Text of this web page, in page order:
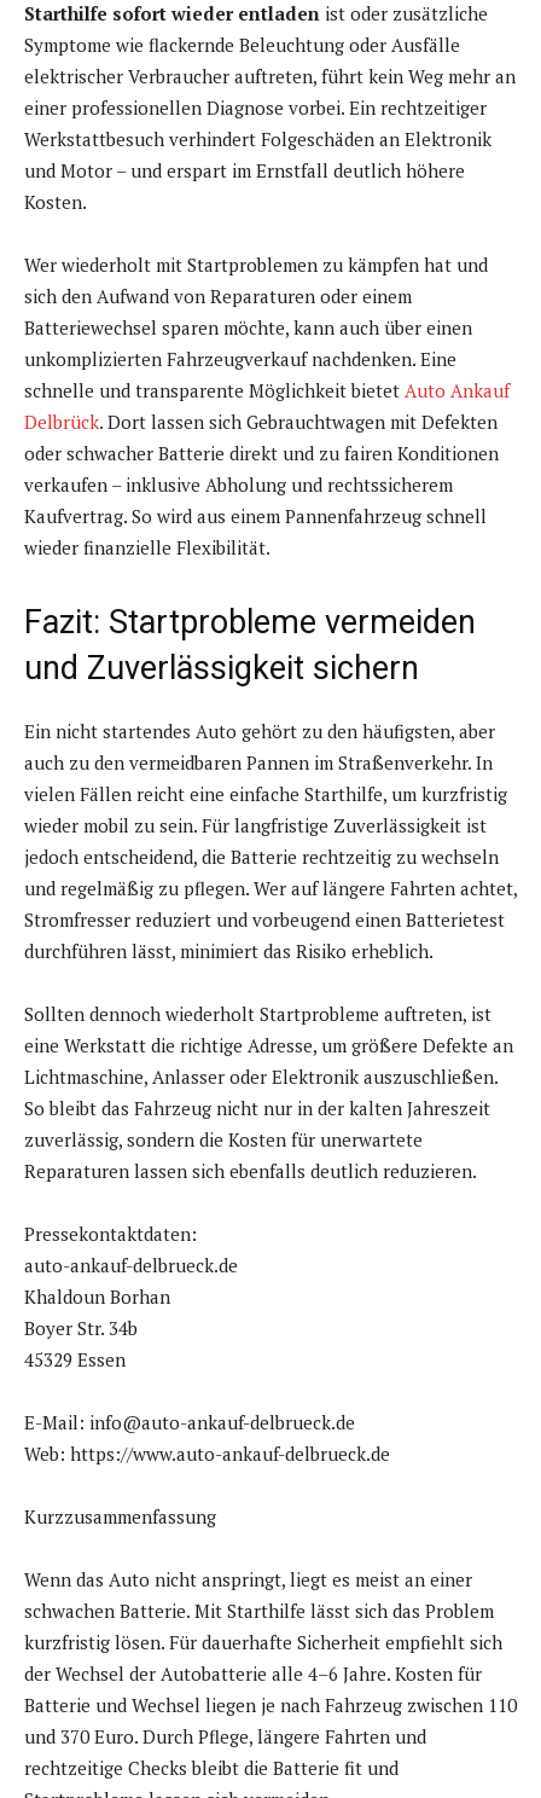
Starthilfe sofort wieder entladen ist oder zusätzliche
Symptome wie flackernde Beleuchtung oder Ausfälle
elektrischer Verbraucher auftreten, führt kein Weg mehr an
einer professionellen Diagnose vorbei. Ein rechtzeitiger
Werkstattbesuch verhindert Folgeschäden an Elektronik
und Motor – und erspart im Ernstfall deutlich höhere
Kosten.
Wer wiederholt mit Startproblemen zu kämpfen hat und
sich den Aufwand von Reparaturen oder einem
Batteriewechsel sparen möchte, kann auch über einen
unkomplizierten Fahrzeugverkauf nachdenken. Eine
schnelle und transparente Möglichkeit bietet Auto Ankauf
Delbrück. Dort lassen sich Gebrauchtwagen mit Defekten
oder schwacher Batterie direkt und zu fairen Konditionen
verkaufen – inklusive Abholung und rechtssicherem
Kaufvertrag. So wird aus einem Pannenfahrzeug schnell
wieder finanzielle Flexibilität.
Fazit: Startprobleme vermeiden
und Zuverlässigkeit sichern
Ein nicht startendes Auto gehört zu den häufigsten, aber
auch zu den vermeidbaren Pannen im Straßenverkehr. In
vielen Fällen reicht eine einfache Starthilfe, um kurzfristig
wieder mobil zu sein. Für langfristige Zuverlässigkeit ist
jedoch entscheidend, die Batterie rechtzeitig zu wechseln
und regelmäßig zu pflegen. Wer auf längere Fahrten achtet,
Stromfresser reduziert und vorbeugend einen Batterietest
durchführen lässt, minimiert das Risiko erheblich.
Sollten dennoch wiederholt Startprobleme auftreten, ist
eine Werkstatt die richtige Adresse, um größere Defekte an
Lichtmaschine, Anlasser oder Elektronik auszuschließen.
So bleibt das Fahrzeug nicht nur in der kalten Jahreszeit
zuverlässig, sondern die Kosten für unerwartete
Reparaturen lassen sich ebenfalls deutlich reduzieren.
Pressekontaktdaten:
auto-ankauf-delbrueck.de
Khaldoun Borhan
Boyer Str. 34b
45329 Essen
E-Mail: info@auto-ankauf-delbrueck.de
Web: https://www.auto-ankauf-delbrueck.de
Kurzzusammenfassung
Wenn das Auto nicht anspringt, liegt es meist an einer
schwachen Batterie. Mit Starthilfe lässt sich das Problem
kurzfristig lösen. Für dauerhafte Sicherheit empfiehlt sich
der Wechsel der Autobatterie alle 4–6 Jahre. Kosten für
Batterie und Wechsel liegen je nach Fahrzeug zwischen 110
und 370 Euro. Durch Pflege, längere Fahrten und
rechtzeitige Checks bleibt die Batterie fit und